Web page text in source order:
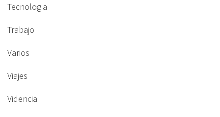
Tecnologia
Trabajo
Varios
Viajes
Videncia